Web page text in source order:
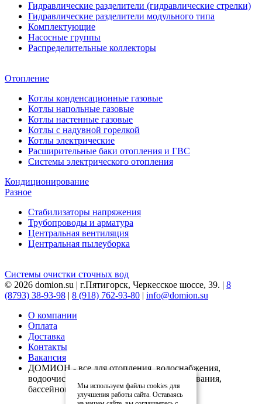
Гидравлические разделители (гидравлические стрелки)
Гидравлические разделители модульного типа
Комплектующие
Насосные группы
Распределительные коллекторы
Отопление
Котлы конденсационные газовые
Котлы напольные газовые
Котлы настенные газовые
Котлы с надувной горелкой
Котлы электрические
Расширительные баки отопления и ГВС
Системы электрического отопления
Кондиционирование
Разное
Стабилизаторы напряжения
Трубопроводы и арматура
Центральная вентиляция
Центральная пылеуборка
Системы очистки сточных вод
© 2026 domion.su | г.Пятигорск, Черкесское шоссе, 39. | 8
(8793) 38-93-98 | 8 (918) 762-93-80 | info@domion.su
О компании
Оплата
Доставка
Контакты
Вакансия
ДОМИОН - все для отопления, водоснабжения,
водоочистки, вентиляции, кондиционирования,
бассейнов
Мы используем файлы cookies для
улучшения работы сайта. Оставаясь